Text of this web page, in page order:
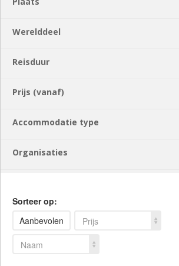
Werelddeel
Reisduur
Prijs (vanaf)
Accommodatie type
Organisaties
Sorteer op:
Aanbevolen
Prijs
Naam